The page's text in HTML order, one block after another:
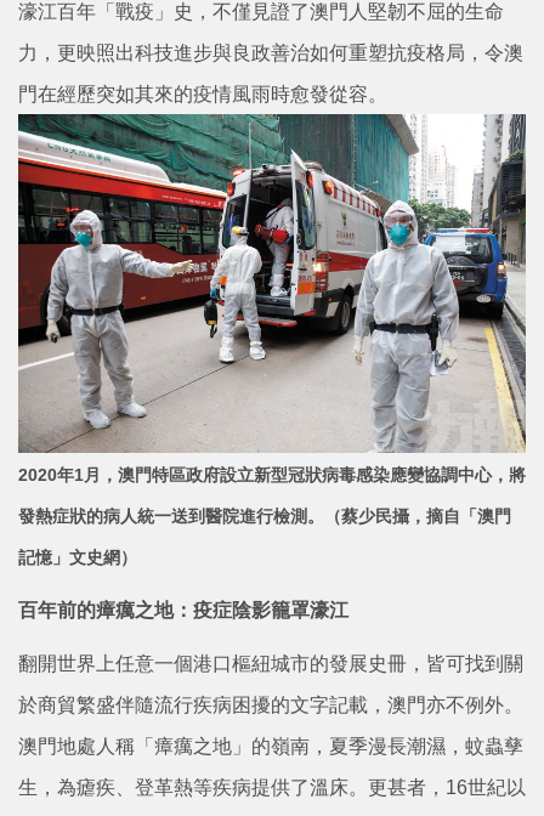
濠江百年「戰疫」史，不僅見證了澳門人堅韌不屈的生命
力，更映照出科技進步與良政善治如何重塑抗疫格局，令澳
門在經歷突如其來的疫情風雨時愈發從容。
2020年1月，澳門特區政府設立新型冠狀病毒感染應變協調中心，將
發熱症狀的病人統一送到醫院進行檢測。（蔡少民攝，摘自「澳門
記憶」文史網）
百年前的瘴癘之地：疫症陰影籠罩濠江
翻開世界上任意一個港口樞紐城市的發展史冊，皆可找到關
於商貿繁盛伴隨流行疾病困擾的文字記載，澳門亦不例外。
澳門地處人稱「瘴癘之地」的嶺南，夏季漫長潮濕，蚊蟲孳
生，為瘧疾、登革熱等疾病提供了溫床。更甚者，16世紀以